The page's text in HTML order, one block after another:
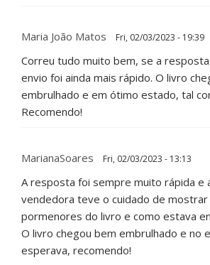
Maria João Matos Fri, 02/03/2023 - 19:39
Correu tudo muito bem, se a
envio foi ainda mais rápido. O livro
embrulhado e em ótimo estado, tal
Recomendo!
MarianaSoares Fri, 02/03/2023 - 13:13
A resposta foi sempre muito rápida e
vendedora teve o cuidado de
pormenores do livro e como estava
O livro chegou bem embrulhado e no
esperava, recomendo!